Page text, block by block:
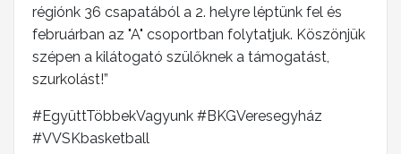
régiónk 36 csapatából a 2. helyre léptünk fel és
februárban az "A" csoportban folytatjuk. Köszönjük
szépen a kilátogató szülőknek a támogatást,
szurkolást!”
#EgyüttTöbbekVagyunk #BKGVeresegyház
#VVSKbasketball